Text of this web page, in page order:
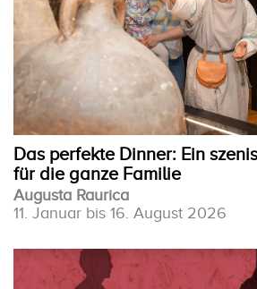
Das perfekte Dinner: Ein
für die ganze Familie
Augusta Raurica
11. Januar bis 16. August 2026